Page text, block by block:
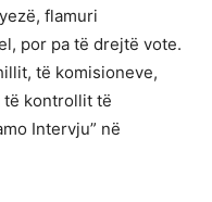
flamuri
por pa të drejtë vote.
të komisioneve,
të kontrollit të
Intervju” në